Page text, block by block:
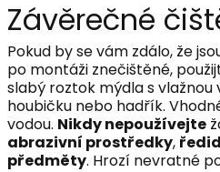
Závěrečné
Pokud by se vám zdálo, že
po montáži znečištěné,
slabý roztok mýdla s vlažnou
houbičku nebo hadřík.
vodou. Nikdy nepoužívejte
abrazivní prostředky,
předměty. Hrozí nevratné
Potřebuji
Powered by